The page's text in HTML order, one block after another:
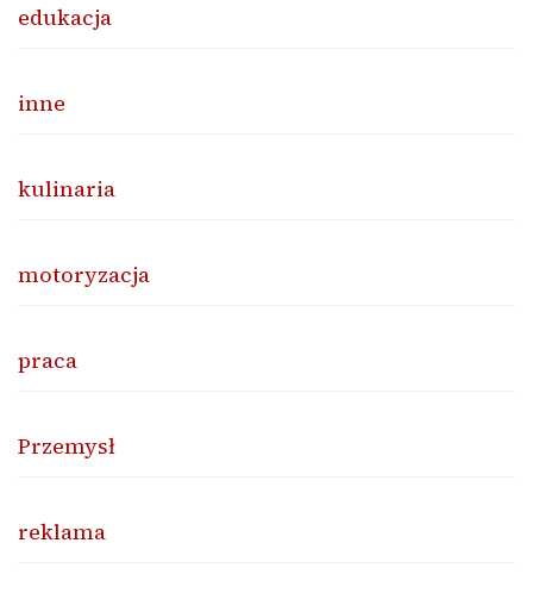
edukacja
inne
kulinaria
motoryzacja
praca
Przemysł
reklama